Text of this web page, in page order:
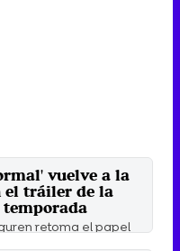
vuelve a la
el tráiler de la
temporada
retoma el papel